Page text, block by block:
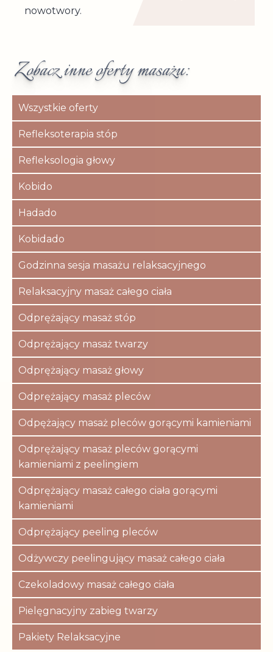
Zobacz inne oferty masażu:
Wszystkie oferty
Refleksoterapia stóp
Refleksologia głowy
Kobido
Hadado
Kobidado
Godzinna sesja masażu relaksacyjnego
Relaksacyjny masaż całego ciała
Odprężający masaż stóp
Odprężający masaż twarzy
Odprężający masaż głowy
Odprężający masaż pleców
Odpężający masaż pleców gorącymi kamieniami
Odprężający masaż pleców gorącymi
kamieniami z peelingiem
Odprężający masaż całego ciała gorącymi
kamieniami
Odprężający peeling pleców
Odżywczy peelingujący masaż całego ciała
Czekoladowy masaż całego ciała
Pielęgnacyjny zabieg twarzy
Pakiety Relaksacyjne
nowotwory.